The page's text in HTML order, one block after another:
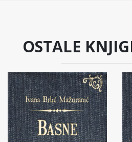
OSTALE